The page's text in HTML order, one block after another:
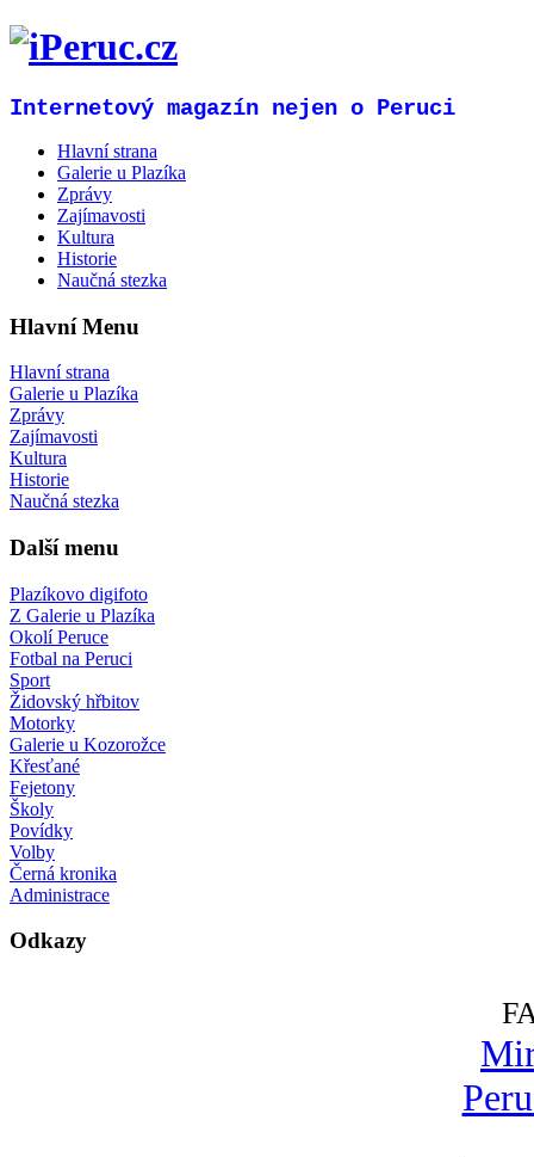
Internetový magazín nejen o Peruci
Hlavní strana
Galerie u Plazíka
Zprávy
Zajímavosti
Kultura
Historie
Naučná stezka
Hlavní Menu
Hlavní strana
Galerie u Plazíka
Zprávy
Zajímavosti
Kultura
Historie
Naučná stezka
Další menu
Plazíkovo digifoto
Z Galerie u Plazíka
Okolí Peruce
Fotbal na Peruci
Sport
Židovský hřbitov
Motorky
Galerie u Kozorožce
Křesťané
Fejetony
Školy
Povídky
Volby
Černá kronika
Administrace
Odkazy